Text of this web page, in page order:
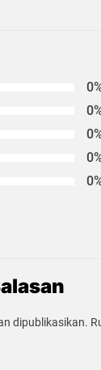
dipublikasikan.